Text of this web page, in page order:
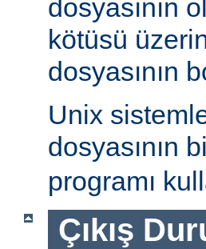
dosyasının
kötüsü
dosyasının
Unix
dosyasının
programı
Çıkış